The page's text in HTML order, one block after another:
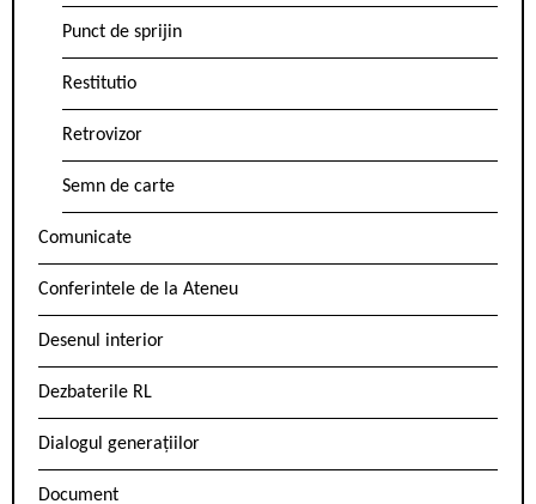
Punct de sprijin
Restitutio
Retrovizor
Semn de carte
Comunicate
Conferintele de la Ateneu
Desenul interior
Dezbaterile RL
Dialogul generațiilor
Document